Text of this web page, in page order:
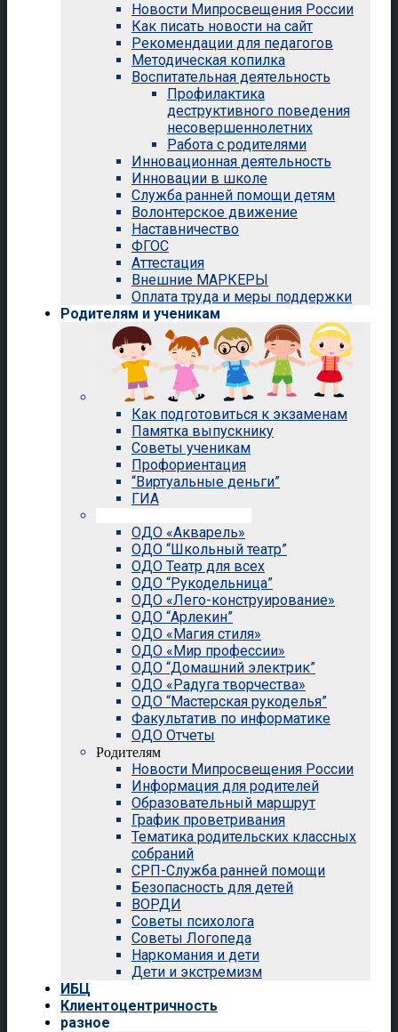
Новости Мипросвещения России
Как писать новости на сайт
Рекомендации для педагогов
Методическая копилка
Воспитательная деятельность
Профилактика
деструктивного поведения
несовершеннолетних
Работа с родителями
Инновационная деятельность
Инновации в школе
Служба ранней помощи детям
Волонтерское движение
Наставничество
ФГОС
Аттестация
Внешние МАРКЕРЫ
Оплата труда и меры поддержки
Родителям и ученикам
Как подготовиться к экзаменам
Памятка выпускнику
Советы ученикам
Профориентация
“Виртуальные деньги”
ГИА
ОДО «Акварель»
ОДО “Школьный театр”
ОДО Театр для всех
ОДО “Рукодельница”
ОДО «Лего-конструирование»
ОДО “Арлекин”
ОДО «Магия стиля»
ОДО «Мир профессии»
ОДО “Домашний электрик”
ОДО «Радуга творчества»
ОДО “Мастерская рукоделья”
Факультатив по информатике
ОДО Отчеты
Родителям
Новости Мипросвещения России
Информация для родителей
Образовательный маршрут
График проветривания
Тематика родительских классных
собраний
СРП-Служба ранней помощи
Безопасность для детей
ВОРДИ
Советы психолога
Советы Логопеда
Наркомания и дети
Дети и экстремизм
ИБЦ
Клиентоцентричность
разное